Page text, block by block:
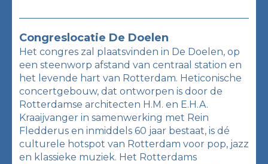
Congreslocatie De Doelen
Het congres zal plaatsvinden in De Doelen, op
een steenworp afstand van centraal station en
het levende hart van Rotterdam. Heticonische
concertgebouw, dat ontworpen is door de
Rotterdamse architecten H.M. en E.H.A.
Kraaijvanger in samenwerking met Rein
Fledderus en inmiddels 60 jaar bestaat, is dé
culturele hotspot van Rotterdam voor pop, jazz
en klassieke muziek. Het Rotterdams